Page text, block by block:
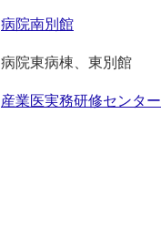
病院南別館
病院東病棟、東別館
産業医実務研修センター